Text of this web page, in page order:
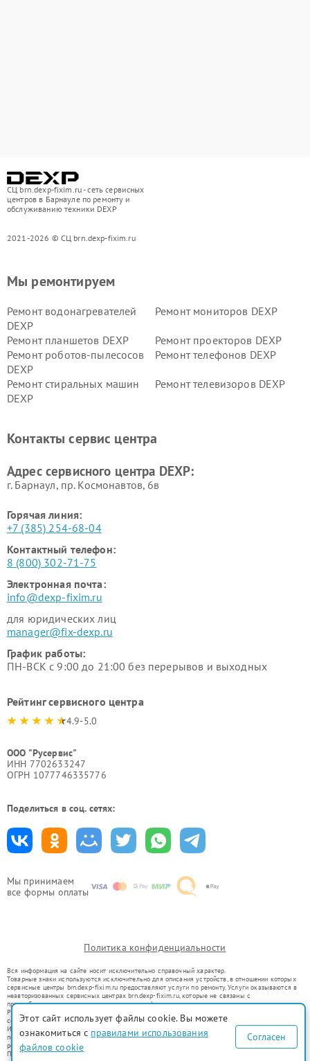
СЦ brn.dexp-fixim.ru - сеть сервисных
центров в Барнауле по ремонту и
обслуживанию техники DEXP
2021-2026 © СЦ brn.dexp-fixim.ru
Мы принимаем
все формы оплаты
Мы ремонтируем
Ремонт водонагревателей
DEXP
Ремонт мониторов DEXP
Ремонт планшетов DEXP
Ремонт проекторов DEXP
Ремонт роботов-пылесосов
DEXP
Ремонт телефонов DEXP
Ремонт стиральных машин
DEXP
Ремонт телевизоров DEXP
Ремонт серверов DEXP
Ремонт мини пк DEXP
Контакты сервис центра
Адрес сервисного центра DEXP:
г. Барнаул, ​пр. Космонавтов, 6в
Горячая линия:
+7 (385) 254-68-04
Контактный телефон:
8 (800) 302-71-75
Электронная почта:
info@dexp-fixim.ru
для юридических лиц
manager@fix-dexp.ru
График работы:
ПН-ВСК с 9:00 до 21:00 без перерывов и выходных
Рейтинг сервисного центра
4.9-5.0
ООО "Русервис"
ИНН 7702633247
ОГРН 1077746335776
Поделиться в соц. сетях:
Политика конфиденциальности
Вся информация на сайте носит исключительно справочный характер.
Товарные знаки используются исключительно для описания устройств, в отношении которых
сервисные центры brn.dexp-fixim.ru предоставляют услуги по ремонту. Услуги оказываются в
неавторизованных сервисных центрах brn.dexp-fixim.ru, которые не связаны с
правообладателями товарных знаков или их официальными представителями.
Ремонт осуществляется для устройств, уже введенных в гражданский оборот в соответствии
со статьей 1487 ГК РФ.
Использование товарных знаков не преследует цели индивидуализации услуг или введения
потребителей в заблуждение, а служит для информирования о предоставляемых услугах по
ремонту техники указанных брендов.
Представленная на сайте информация не является публичной офертой, определяемой
Этот сайт использует файлы cookie. Вы можете
ознакомиться с правилами использования
файлов cookie
Согласен